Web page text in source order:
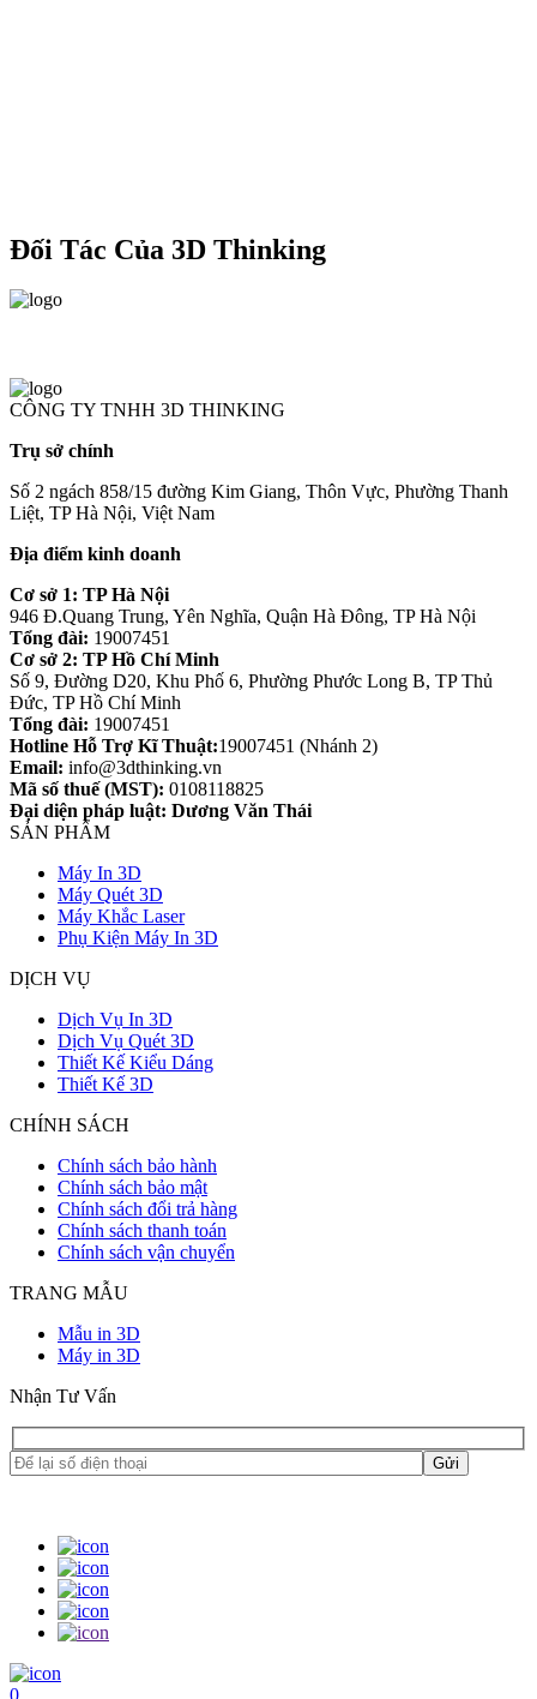
Đối Tác Của 3D Thinking
CÔNG TY TNHH 3D THINKING
Trụ sở chính
Số 2 ngách 858/15 đường Kim Giang, Thôn Vực, Phường Thanh
Liệt, TP Hà Nội, Việt Nam
Địa điểm kinh doanh
Cơ sở 1: TP Hà Nội
946 Đ.Quang Trung, Yên Nghĩa, Quận Hà Đông, TP Hà Nội
Tổng đài: 19007451
Cơ sở 2: TP Hồ Chí Minh
Số 9, Đường D20, Khu Phố 6, Phường Phước Long B, TP Thủ
Đức, TP Hồ Chí Minh
Tổng đài: 19007451
Hotline Hỗ Trợ Kĩ Thuật:19007451 (Nhánh 2)
Email: info@3dthinking.vn
Mã số thuế (MST): 0108118825
Đại diện pháp luật: Dương Văn Thái
SẢN PHẨM
Máy In 3D
Máy Quét 3D
Máy Khắc Laser
Phụ Kiện Máy In 3D
DỊCH VỤ
Dịch Vụ In 3D
Dịch Vụ Quét 3D
Thiết Kế Kiểu Dáng
Thiết Kế 3D
CHÍNH SÁCH
Chính sách bảo hành
Chính sách bảo mật
Chính sách đổi trả hàng
Chính sách thanh toán
Chính sách vận chuyển
TRANG MẪU
Mẫu in 3D
Máy in 3D
Nhận Tư Vấn
0